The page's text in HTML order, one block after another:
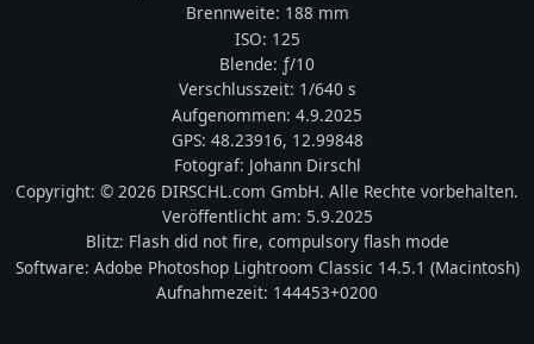
Brennweite: 188 mm
ISO: 125
Blende: ƒ/10
Verschlusszeit: 1/640 s
Aufgenommen: 4.9.2025
GPS: 48.23916, 12.99848
Fotograf: Johann Dirschl
Copyright: © 2026 DIRSCHL.com GmbH. Alle Rechte vorbehalten.
Veröffentlicht am: 5.9.2025
Blitz: Flash did not fire, compulsory flash mode
Software: Adobe Photoshop Lightroom Classic 14.5.1 (Macintosh)
Aufnahmezeit: 144453+0200